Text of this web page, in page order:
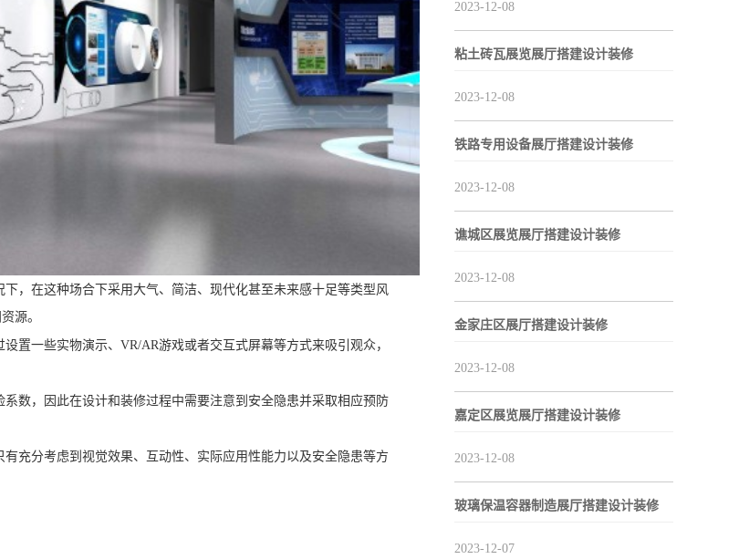
，在这种场合下采用大气、简洁、现代化甚至未来感十足等类型风
源。
置一些实物演示、VR/AR游戏或者交互式屏幕等方式来吸引观众，
数，因此在设计和装修过程中需要注意到安全隐患并采取相应预防
充分考虑到视觉效果、互动性、实际应用性能力以及安全隐患等方
2023-12-08
粘土砖瓦展览展厅搭建设计装修
2023-12-08
铁路专用设备展厅搭建设计装修
2023-12-08
谯城区展览展厅搭建设计装修
2023-12-08
金家庄区展厅搭建设计装修
2023-12-08
嘉定区展览展厅搭建设计装修
2023-12-08
玻璃保温容器制造展厅搭建设计装修
2023-12-07